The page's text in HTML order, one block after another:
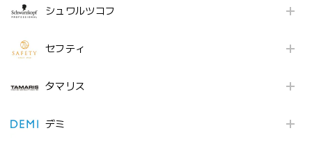
シュワルツコフ
セフティ
タマリス
デミ